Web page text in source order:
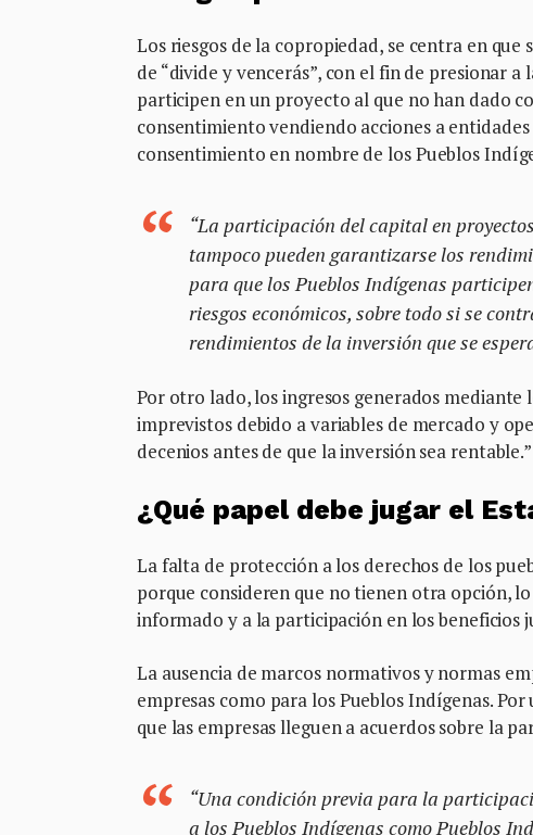
Los riesgos de la copropiedad, se centra en
de “divide y vencerás”, con el fin de presionar
participen en un proyecto al que no han dado
consentimiento vendiendo acciones a
consentimiento en nombre de los Pueblos
“La participación del capital en
tampoco pueden garantizarse los
para que los Pueblos Indígenas
riesgos económicos, sobre todo si se
rendimientos de la inversión que se
Por otro lado, los ingresos generados
imprevistos debido a variables de mercado y
decenios antes de que la inversión sea rentable.”
¿Qué papel debe jugar el
La falta de protección a los derechos de los
porque consideren que no tienen otra opción,
informado y a la participación en los beneficios
La ausencia de marcos normativos y normas
empresas como para los Pueblos Indígenas.
que las empresas lleguen a acuerdos sobre la
“Una condición previa para la
a los Pueblos Indígenas como Pueblos